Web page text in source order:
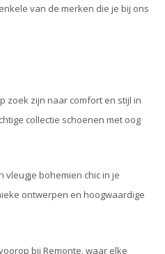
van de merken die je bij ons
zoek zijn naar comfort en stijl in
collectie schoenen met oog
vleugje bohemien chic in je
ontwerpen en hoogwaardige
bij Remonte, waar elke